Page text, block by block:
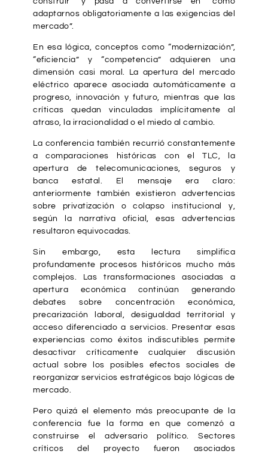
adaptarnos obligatoriamente a las exigencias del
mercado”.
En esa lógica, conceptos como “modernización”,
“eficiencia” y “competencia” adquieren una
dimensión casi moral. La apertura del mercado
eléctrico aparece asociada automáticamente a
progreso, innovación y futuro, mientras que las
críticas quedan vinculadas implícitamente al
atraso, la irracionalidad o el miedo al cambio.
La conferencia también recurrió constantemente
a comparaciones históricas con el TLC, la
apertura de telecomunicaciones, seguros y
banca estatal. El mensaje era claro:
anteriormente también existieron advertencias
sobre privatización o colapso institucional y,
según la narrativa oficial, esas advertencias
resultaron equivocadas.
Sin embargo, esta lectura simplifica
profundamente procesos históricos mucho más
complejos. Las transformaciones asociadas a
apertura económica continúan generando
debates sobre concentración económica,
precarización laboral, desigualdad territorial y
acceso diferenciado a servicios. Presentar esas
experiencias como éxitos indiscutibles permite
desactivar críticamente cualquier discusión
actual sobre los posibles efectos sociales de
reorganizar servicios estratégicos bajo lógicas de
mercado.
Pero quizá el elemento más preocupante de la
conferencia fue la forma en que comenzó a
construirse el adversario político. Sectores
críticos del proyecto fueron asociados